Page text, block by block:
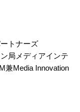
ートナーズ
局メディアインテ
兼Media Innovation